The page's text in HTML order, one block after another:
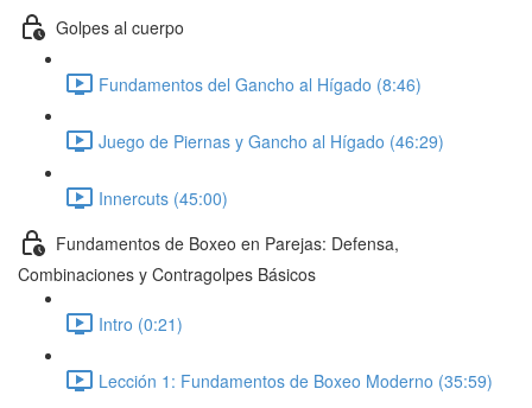
Golpes al cuerpo
Fundamentos del Gancho al Hígado (8:46)
Juego de Piernas y Gancho al Hígado (46:29)
Innercuts (45:00)
Fundamentos de Boxeo en Parejas: Defensa,
Combinaciones y Contragolpes Básicos
Intro (0:21)
Lección 1: Fundamentos de Boxeo Moderno (35:59)